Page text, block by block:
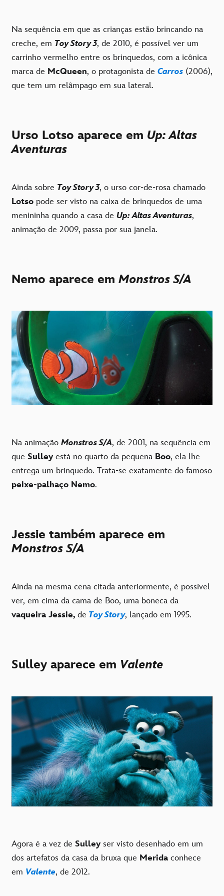
Na sequência em que as crianças estão brincando na
creche, em Toy Story 3, de 2010, é possível ver um
carrinho vermelho entre os brinquedos, com a icônica
marca de McQueen, o protagonista de Carros (2006),
que tem um relâmpago em sua lateral.
Urso Lotso aparece em Up: Altas
Aventuras
Ainda sobre Toy Story 3, o urso cor-de-rosa chamado
Lotso pode ser visto na caixa de brinquedos de uma
menininha quando a casa de Up: Altas Aventuras,
animação de 2009, passa por sua janela.
Nemo aparece em Monstros S/A
Na animação Monstros S/A, de 2001, na sequência em
que Sulley está no quarto da pequena Boo, ela lhe
entrega um brinquedo. Trata-se exatamente do famoso
peixe-palhaço Nemo.
Jessie também aparece em
Monstros S/A
Ainda na mesma cena citada anteriormente, é possível
ver, em cima da cama de Boo, uma boneca da
vaqueira Jessie, de Toy Story, lançado em 1995.
Sulley aparece em Valente
Agora é a vez de Sulley ser visto desenhado em um
dos artefatos da casa da bruxa que Merida conhece
em Valente, de 2012.